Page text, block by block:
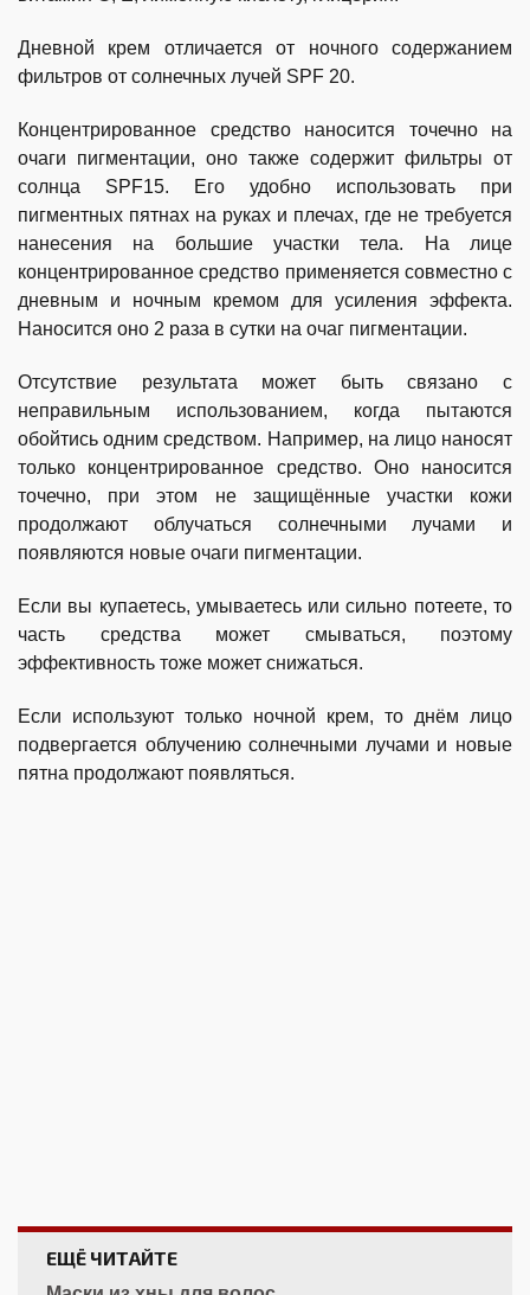
Дневной крем отличается от ночного содержанием
фильтров от солнечных лучей SPF 20.
Концентрированное средство наносится точечно на
очаги пигментации, оно также содержит фильтры от
солнца SPF15. Его удобно использовать при
пигментных пятнах на руках и плечах, где не требуется
нанесения на большие участки тела. На лице
концентрированное средство применяется совместно с
дневным и ночным кремом для усиления эффекта.
Наносится оно 2 раза в сутки на очаг пигментации.
Отсутствие результата может быть связано с
неправильным использованием, когда пытаются
обойтись одним средством. Например, на лицо наносят
только концентрированное средство. Оно наносится
точечно, при этом не защищённые участки кожи
продолжают облучаться солнечными лучами и
появляются новые очаги пигментации.
Если вы купаетесь, умываетесь или сильно потеете, то
часть средства может смываться, поэтому
эффективность тоже может снижаться.
Если используют только ночной крем, то днём лицо
подвергается облучению солнечными лучами и новые
пятна продолжают появляться.
ЕЩЁ ЧИТАЙТЕ